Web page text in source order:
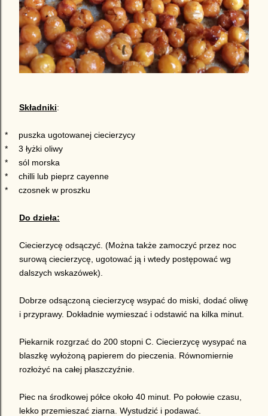
Składniki:
*
puszka ugotowanej ciecierzycy
*
3 łyżki oliwy
*
sól morska
*
chilli lub pieprz cayenne
*
czosnek w proszku
Do dzieła:
Ciecierzycę odsączyć. (Można także zamoczyć przez noc
surową ciecierzycę, ugotować ją i wtedy postępować wg
dalszych wskazówek).
Dobrze odsączoną ciecierzycę wsypać do miski, dodać oliwę
i przyprawy. Dokładnie wymieszać i odstawić na kilka minut.
Piekarnik rozgrzać do 200 stopni C. Ciecierzycę wysypać na
blaszkę wyłożoną papierem do pieczenia. Równomiernie
rozłożyć na całej płaszczyźnie.
Piec na środkowej półce około 40 minut. Po połowie czasu,
lekko przemieszać ziarna. Wystudzić i podawać.